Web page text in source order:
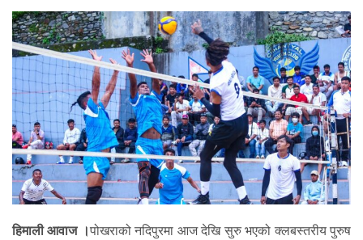
हिमाली आवाज ।पोखराको नदिपुरमा आज देखि सुरु भएको क्लबस्तरीय पुरुष